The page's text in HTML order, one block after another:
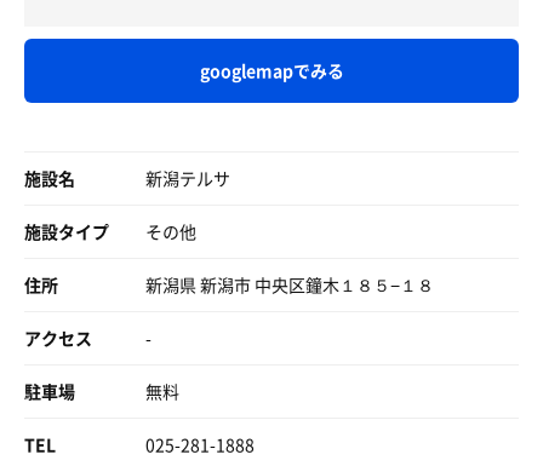
googlemapでみる
施設名 新潟テルサ
施設タイプ その他
住所 新潟県 新潟市 中央区鐘木１８５−１８
アクセス -
駐車場 無料
TEL 025-281-1888